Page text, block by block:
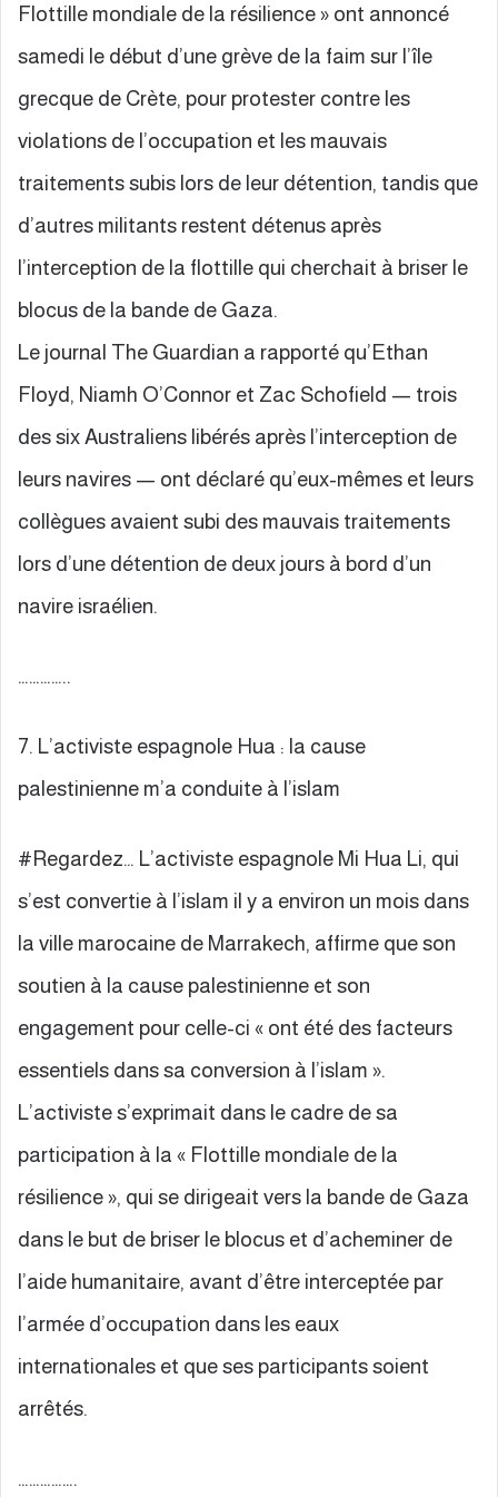
Flottille mondiale de la résilience » ont annoncé
samedi le début d’une grève de la faim sur l’île
grecque de Crète, pour protester contre les
violations de l’occupation et les mauvais
traitements subis lors de leur détention, tandis que
d’autres militants restent détenus après
l’interception de la flottille qui cherchait à briser le
blocus de la bande de Gaza.
Le journal The Guardian a rapporté qu’Ethan
Floyd, Niamh O’Connor et Zac Schofield — trois
des six Australiens libérés après l’interception de
leurs navires — ont déclaré qu’eux-mêmes et leurs
collègues avaient subi des mauvais traitements
lors d’une détention de deux jours à bord d’un
navire israélien.
…………..
7. L’activiste espagnole Hua : la cause
palestinienne m’a conduite à l’islam
#Regardez… L’activiste espagnole Mi Hua Li, qui
s’est convertie à l’islam il y a environ un mois dans
la ville marocaine de Marrakech, affirme que son
soutien à la cause palestinienne et son
engagement pour celle-ci « ont été des facteurs
essentiels dans sa conversion à l’islam ».
L’activiste s’exprimait dans le cadre de sa
participation à la « Flottille mondiale de la
résilience », qui se dirigeait vers la bande de Gaza
dans le but de briser le blocus et d’acheminer de
l’aide humanitaire, avant d’être interceptée par
l’armée d’occupation dans les eaux
internationales et que ses participants soient
arrêtés.
…………….